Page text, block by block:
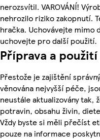
nerozsvítil. VAROVÁNÍ!
nehrozilo riziko zakopnutí.
hračka. Uchovávejte mimo
uchovejte pro další použití.
Příprava a použití
Přestože je zajištění
věnována nejvyšší péče,
neustále aktualizovány tak,
potravin, obsahu živin,
Vždy byste si měli přečíst
pouze na informace